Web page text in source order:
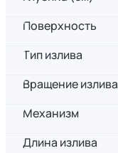
Поверхность
Тип излива
Вращение излива
Механизм
Длина излива